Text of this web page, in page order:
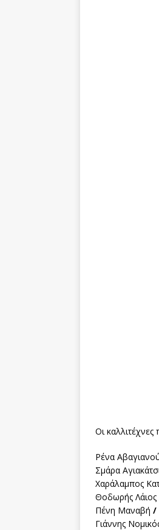
Οι
Ρένα
Σμάρα
Χαράλαμπος
Θοδωρής Λάιος
Πένη Μαναβή /
Γιάννης